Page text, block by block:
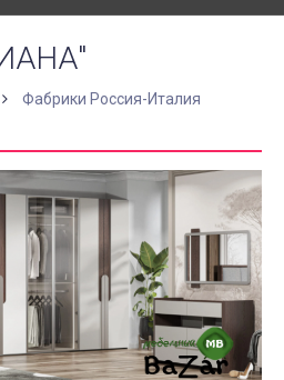
Фабрики Россия-Италия